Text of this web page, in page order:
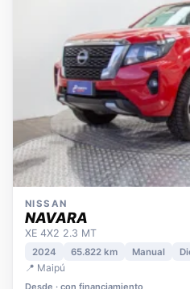
NISSAN
NAVARA
XE 4X2 2.3 MT
2024
📍 Maipú